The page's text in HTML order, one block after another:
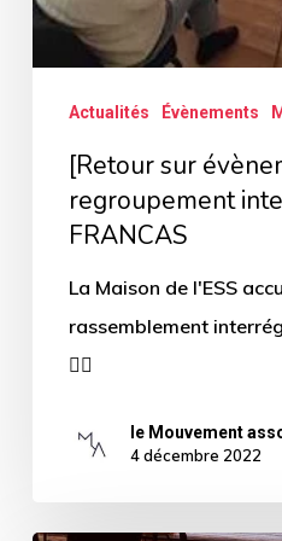
Actualités Évènements
[Retour sur
regroupement
FRANCAS
La Maison de l'ESS
rassemblement
🤸‍♀️
le Mouvement
4 décembre 2022